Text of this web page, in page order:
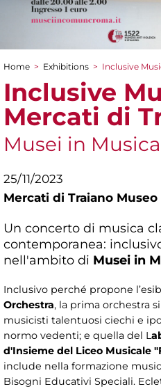
You are here
Home > Exhibitions > Inclusive
Inclusive
Mercati di
Musei in
25/11/2023
Mercati di Traiano
Un concerto di musica
contemporanea:
nell'ambito di Musei in
Inclusivo perché propone
Orchestra, la prima orchestra
musicisti talentuosi ciechi e
normo vedenti; e quella del L
d'Insieme del Liceo Musicale
include nella formazione
Bisogni Educativi Speciali.